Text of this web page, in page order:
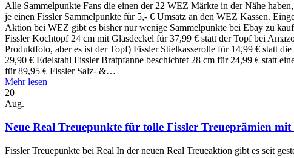
Alle Sammelpunkte Fans die einen der 22 WEZ Märkte in der Nähe
je einen Fissler Sammelpunkte für 5,- € Umsatz an den WEZ Kassen.
Aktion bei WEZ gibt es bisher nur wenige Sammelpunkte bei Ebay zu
Fissler Kochtopf 24 cm mit Glasdeckel für 37,99 € statt der Topf bei
Produktfoto, aber es ist der Topf) Fissler Stielkasserolle für 14,99 € statt
29,90 € Edelstahl Fissler Bratpfanne beschichtet 28 cm für 24,99 € statt
für 89,95 € Fissler Salz- &…
Mehr lesen
20
Aug.
Neue Real Treuepunkte für tolle Fissler Treueprämien
Fissler Treuepunkte bei Real In der neuen Real Treueaktion gibt es seit